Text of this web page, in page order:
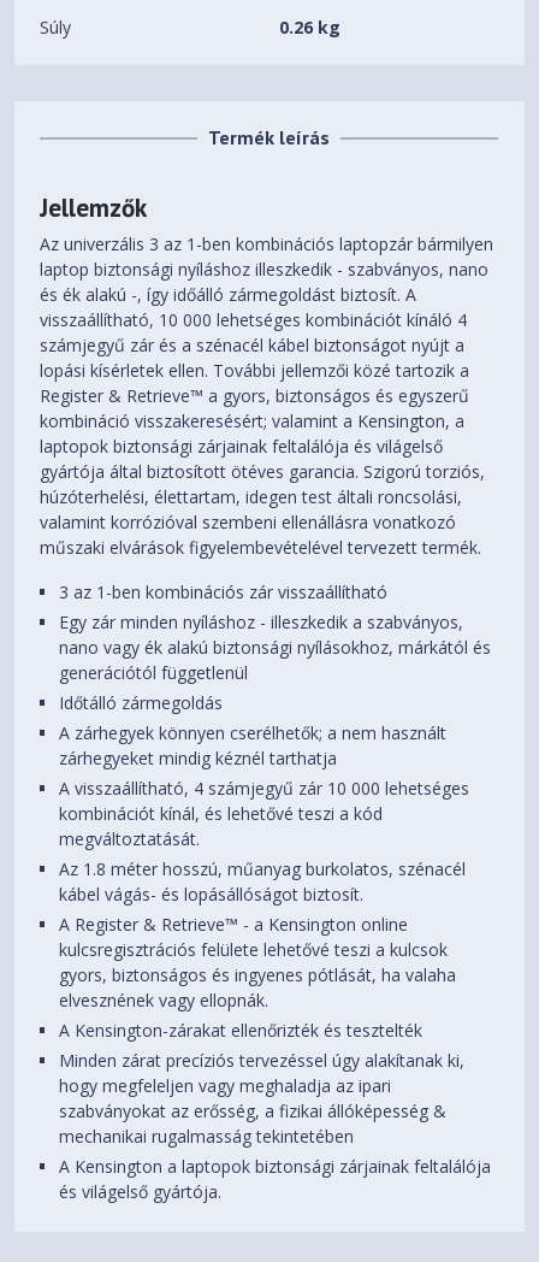
Súly 0.26 kg
Termék leírás
Jellemzők
Az univerzális 3 az 1-ben kombinációs laptopzár bármilyen
laptop biztonsági nyíláshoz illeszkedik - szabványos, nano
és ék alakú -, így időálló zármegoldást biztosít. A
visszaállítható, 10 000 lehetséges kombinációt kínáló 4
számjegyű zár és a szénacél kábel biztonságot nyújt a
lopási kísérletek ellen. További jellemzői közé tartozik a
Register & Retrieve™ a gyors, biztonságos és egyszerű
kombináció visszakeresésért; valamint a Kensington, a
laptopok biztonsági zárjainak feltalálója és világelső
gyártója által biztosított ötéves garancia. Szigorú torziós,
húzóterhelési, élettartam, idegen test általi roncsolási,
valamint korrózióval szembeni ellenállásra vonatkozó
műszaki elvárások figyelembevételével tervezett termék.
3 az 1-ben kombinációs zár visszaállítható
Egy zár minden nyíláshoz - illeszkedik a szabványos,
nano vagy ék alakú biztonsági nyílásokhoz, márkától és
generációtól függetlenül
Időtálló zármegoldás
A zárhegyek könnyen cserélhetők; a nem használt
zárhegyeket mindig kéznél tarthatja
A visszaállítható, 4 számjegyű zár 10 000 lehetséges
kombinációt kínál, és lehetővé teszi a kód
megváltoztatását.
Az 1.8 méter hosszú, műanyag burkolatos, szénacél
kábel vágás- és lopásállóságot biztosít.
A Register & Retrieve™ - a Kensington online
kulcsregisztrációs felülete lehetővé teszi a kulcsok
gyors, biztonságos és ingyenes pótlását, ha valaha
elvesznének vagy ellopnák.
A Kensington-zárakat ellenőrizték és tesztelték
Minden zárat precíziós tervezéssel úgy alakítanak ki,
hogy megfeleljen vagy meghaladja az ipari
szabványokat az erősség, a fizikai állóképesség &
mechanikai rugalmasság tekintetében
A Kensington a laptopok biztonsági zárjainak feltalálója
és világelső gyártója.